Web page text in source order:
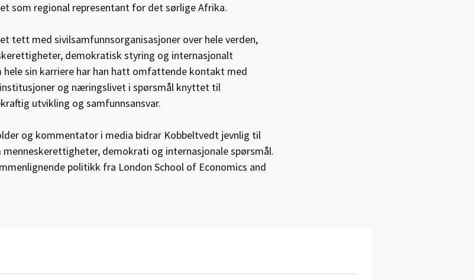
som regional representant for det sørlige Afrika.
tett med sivilsamfunnsorganisasjoner over hele verden,
demokratisk styring og internasjonalt
hele sin karriere har han hatt omfattende kontakt med
og næringslivet i spørsmål knyttet til
utvikling og samfunnsansvar.
og kommentator i media bidrar Kobbeltvedt jevnlig til
demokrati og internasjonale spørsmål.
politikk fra London School of Economics and